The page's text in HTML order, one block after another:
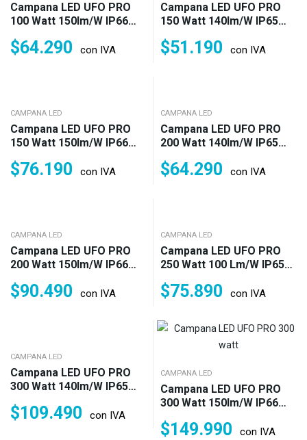
Campana LED UFO PRO
100 Watt 150lm/w IP66
Garantía 3 Años (1.500w)
$64.290 con IVA
Campana LED UFO PRO
150 Watt 140lm/w IP65
(2.100w)
$51.190 con IVA
CAMPANA LED
Campana LED UFO PRO
150 Watt 150lm/w IP66
Garantía 3 Años (2.250w)
$76.190 con IVA
CAMPANA LED
Campana LED UFO PRO
200 Watt 140lm/w IP65
(2.800w)
$64.290 con IVA
CAMPANA LED
Campana LED UFO PRO
200 Watt 150lm/w IP66
Garantía 3 Años (3.000w)
$90.490 con IVA
CAMPANA LED
Campana LED UFO PRO
250 Watt 100 Lm/w IP65
Año (2.500w)
$75.890 con IVA
CAMPANA LED
Campana LED UFO PRO
300 Watt 140lm/w IP65
(4.200w)
$109.490 con IVA
CAMPANA LED
Campana LED UFO PRO
300 Watt 150lm/w IP66
Garantía 3 Años (4.500w)
$149.990 con IVA